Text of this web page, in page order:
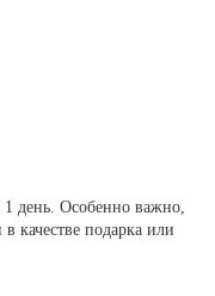
1 день. Особенно важно,
в качестве подарка или